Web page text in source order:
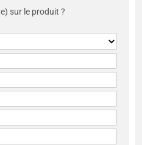
sur le produit ?